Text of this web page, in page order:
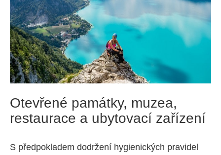
Otevřené památky, muzea,
restaurace a ubytovací zařízení
S předpokladem dodržení hygienických pravidel